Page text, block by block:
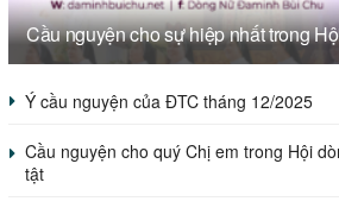
Cầu nguyện cho sự hiệp nhất trong
Ý cầu nguyện của ĐTC tháng 12/2025
Cầu nguyện cho quý Chị em trong Hội
tật